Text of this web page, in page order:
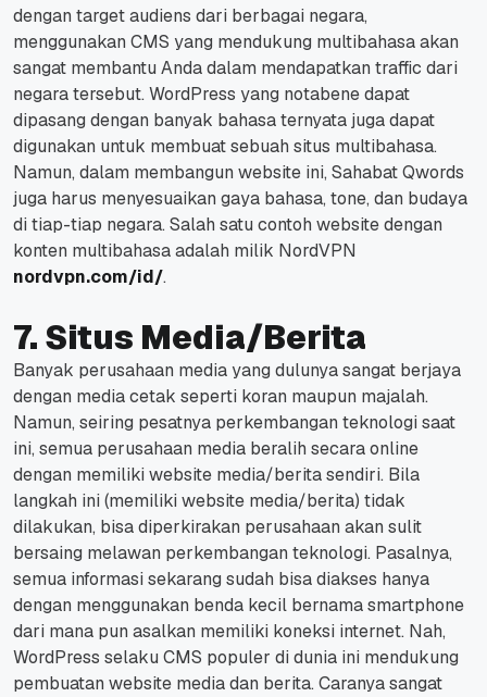
dengan target audiens dari berbagai negara,
menggunakan CMS yang mendukung multibahasa akan
sangat membantu Anda dalam mendapatkan traffic dari
negara tersebut. WordPress yang notabene dapat
dipasang dengan banyak bahasa ternyata juga dapat
digunakan untuk membuat sebuah situs multibahasa.
Namun, dalam membangun website ini, Sahabat Qwords
juga harus menyesuaikan gaya bahasa, tone, dan budaya
di tiap-tiap negara. Salah satu contoh website dengan
konten multibahasa adalah milik NordVPN
nordvpn.com/id/.
7. Situs Media/Berita
Banyak perusahaan media yang dulunya sangat berjaya
dengan media cetak seperti koran maupun majalah.
Namun, seiring pesatnya perkembangan teknologi saat
ini, semua perusahaan media beralih secara online
dengan memiliki website media/berita sendiri. Bila
langkah ini (memiliki website media/berita) tidak
dilakukan, bisa diperkirakan perusahaan akan sulit
bersaing melawan perkembangan teknologi. Pasalnya,
semua informasi sekarang sudah bisa diakses hanya
dengan menggunakan benda kecil bernama smartphone
dari mana pun asalkan memiliki koneksi internet. Nah,
WordPress selaku CMS populer di dunia ini mendukung
pembuatan website media dan berita. Caranya sangat